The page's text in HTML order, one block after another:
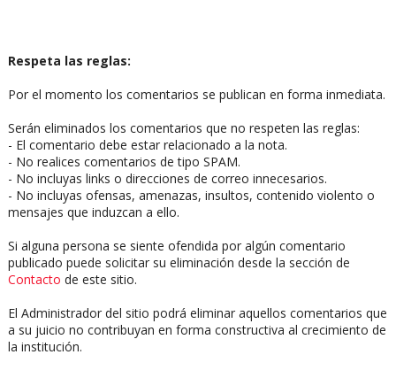
Respeta las reglas:
Por el momento los comentarios se publican en forma inmediata.
Serán eliminados los comentarios que no respeten las reglas:
- El comentario debe estar relacionado a la nota.
- No realices comentarios de tipo SPAM.
- No incluyas links o direcciones de correo innecesarios.
- No incluyas ofensas, amenazas, insultos, contenido violento o
mensajes que induzcan a ello.
Si alguna persona se siente ofendida por algún comentario
publicado puede solicitar su eliminación desde la sección de
Contacto de este sitio.
El Administrador del sitio podrá eliminar aquellos comentarios que
a su juicio no contribuyan en forma constructiva al crecimiento de
la institución.